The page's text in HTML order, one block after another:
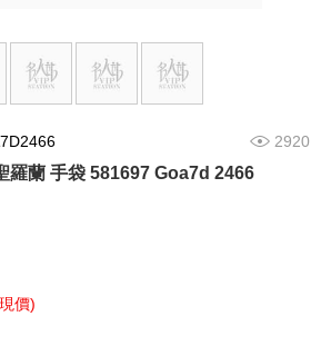
2920
蘭 手袋 581697 Goa7d 2466
價)